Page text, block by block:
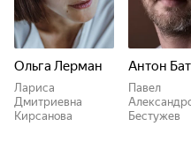
Ольга Лерман
Лариса
Дмитриевна
Кирсанова
Антон
Павел
Бестужев